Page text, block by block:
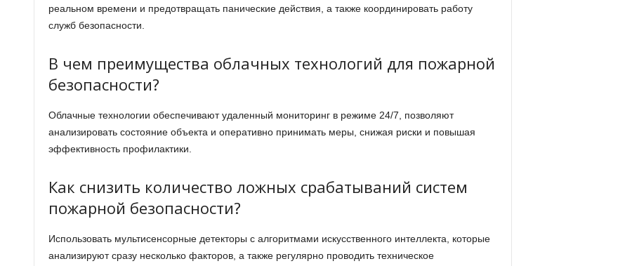
реальном времени и предотвращать панические действия, а также координировать работу
служб безопасности.
В чем преимущества облачных технологий для пожарной
безопасности?
Облачные технологии обеспечивают удаленный мониторинг в режиме 24/7, позволяют
анализировать состояние объекта и оперативно принимать меры, снижая риски и повышая
эффективность профилактики.
Как снизить количество ложных срабатываний систем
пожарной безопасности?
Использовать мультисенсорные детекторы с алгоритмами искусственного интеллекта, которые
анализируют сразу несколько факторов, а также регулярно проводить техническое